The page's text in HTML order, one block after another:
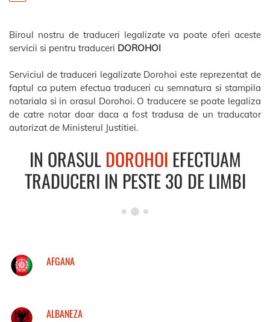
Biroul nostru de traduceri legalizate va poate oferi aceste
servicii si pentru traduceri DOROHOI
Serviciul de traduceri legalizate Dorohoi este reprezentat de
faptul ca putem efectua traduceri cu semnatura si stampila
notariala si in orasul Dorohoi. O traducere se poate legaliza
de catre notar doar daca a fost tradusa de un traducator
autorizat de Ministerul Justitiei.
IN ORASULDOROHOI EFECTUAM
TRADUCERI IN PESTE 30 DE LIMBI
AFGANA
ALBANEZA